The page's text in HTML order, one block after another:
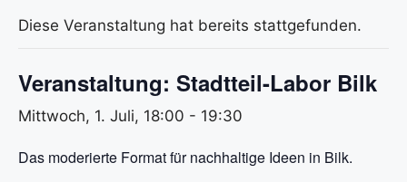
Diese Veranstaltung hat bereits stattgefunden.
Veranstaltung: Stadtteil-Labor Bilk
Mittwoch, 1. Juli, 18:00 - 19:30
Das moderierte Format für nachhaltige Ideen in Bilk.